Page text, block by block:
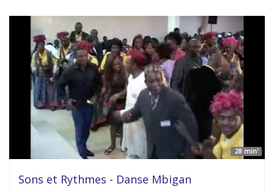
28 min'
Sons et Rythmes - Danse Mbigan